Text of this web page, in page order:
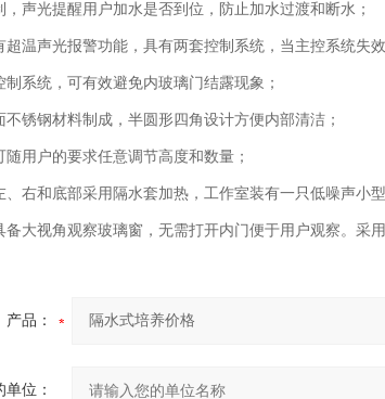
，声光提醒用户加水是否到位，防止加水过渡和断水；
超温声光报警功能，具有两套控制系统，当主控系统失
制系统，可有效避免内玻璃门结露现象；
不锈钢材料制成，半圆形四角设计方便内部清洁；
随用户的要求任意调节高度和数量；
、右和底部采用隔水套加热，工作室装有一只低噪声小
备大视角观察玻璃窗，无需打开内门便于用户观察。采
产品：
单位：